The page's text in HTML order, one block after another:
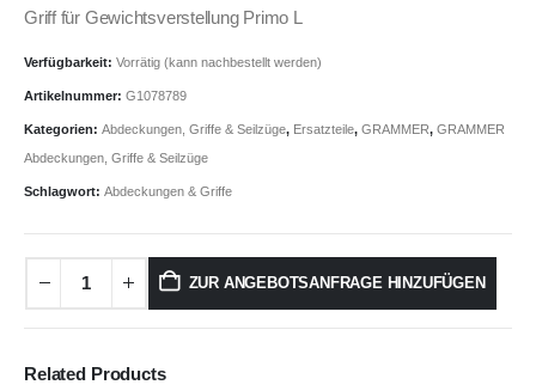
Griff für Gewichtsverstellung Primo L
Verfügbarkeit: Vorrätig (kann nachbestellt werden)
Artikelnummer: G1078789
Kategorien: Abdeckungen, Griffe & Seilzüge, Ersatzteile, GRAMMER, GRAMMER
Abdeckungen, Griffe & Seilzüge
Schlagwort: Abdeckungen & Griffe
ZUR ANGEBOTSANFRAGE HINZUFÜGEN
Related Products